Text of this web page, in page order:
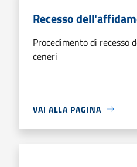
Recesso
Procedimento di recesso
ceneri
VAI ALLA PAGINA